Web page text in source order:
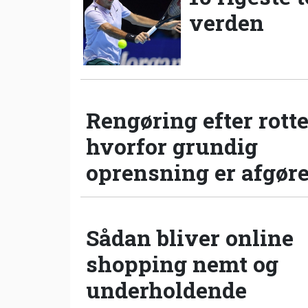
verden
Rengøring efter
hvorfor grundig
oprensning er
Sådan bliver online
shopping nemt og
underholdende